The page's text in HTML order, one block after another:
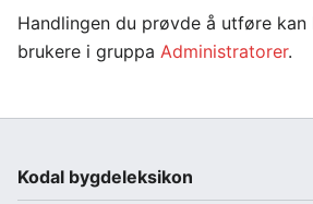
Handlingen du prøvde å utføre
brukere i gruppa Administratorer.
Kodal bygdeleksikon